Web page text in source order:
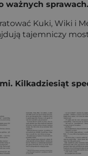
ważnych sprawach.
Kuki, Wiki i
tajemniczy
Kilkadziesiąt